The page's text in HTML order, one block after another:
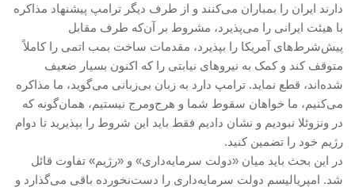
دارند ایران را بمباران می‌کنند و از طرف دیگر ترامپ پیشنهاد مذاکره
با هیئت ایرانی را می‌پذیرد، مشروط بر آن‌که طرف مقابل
پیش‌شرط‌های آمریکا را بپذیرد، مقدمات ساخت بمب اتمی را کاملاً
متوقف کند و کمک به نیروهای نیابتی را که اکنون بسیار ضعیف
شده‌اند، قطع نماید. ترامپ دارد به زبان بی‌زبانی می‌گوید، ما مذاکره
می‌کنیم، ما خواهان سقوط شما و هرج‌ومرج نیستیم، همان‌گونه که
در ونزوئلا نبودیم و نشان دادیم فقط باید این شروط را بپذیرید تا دوام
رژیم خود را تضمین کنید.
در این بحث باید میان «دولت سرمایه‌داری» و «رژیم» تفاوت قائل
شد. امپریالیسم دولت سرمایه‌داری را دست‌نخورده باقی می‌گذارد و